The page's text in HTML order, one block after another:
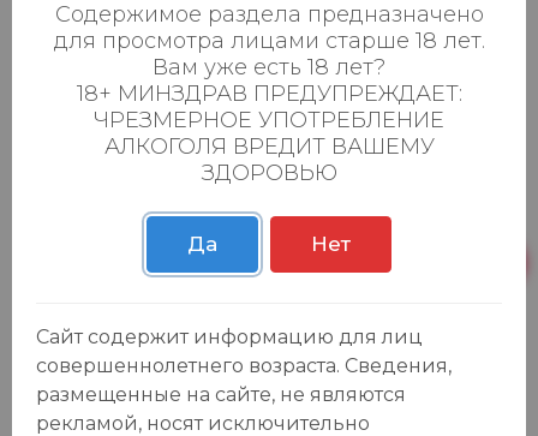
Магистральная 22д
Пн-Вс с 08:00 до
23:00
4 шт.
Осиновская 2В,
Пестрецы
Пн-Вс с 09:00 до
23:00
34 шт.
Пн-Вс с 09:00 до
23:00
Отзывы:
Содержимое раздела предназначено
для просмотра лицами старше 18 лет.
Вам уже есть 18 лет?
18+ МИНЗДРАВ ПРЕДУПРЕЖДАЕТ:
ЧРЕЗМЕРНОЕ УПОТРЕБЛЕНИЕ
АЛКОГОЛЯ ВРЕДИТ ВАШЕМУ
ЗДОРОВЬЮ
Да Нет
Сайт содержит информацию для лиц
совершеннолетнего возраста. Сведения,
размещенные на сайте, не являются
рекламой, носят исключительно